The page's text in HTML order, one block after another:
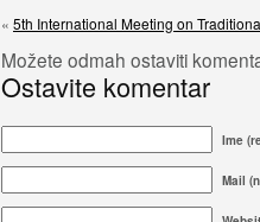
« 5th International Meeting on
Možete odmah ostaviti
Ostavite komentar
Ime
Mail